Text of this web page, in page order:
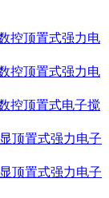
控顶置式强力电
控顶置式强力电
控顶置式电子搅
顶置式强力电子
顶置式强力电子